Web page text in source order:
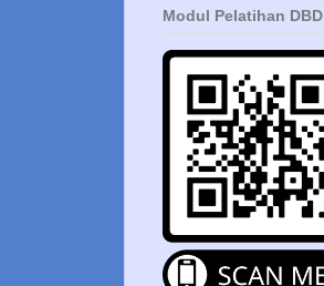
Modul Pelatihan DBD